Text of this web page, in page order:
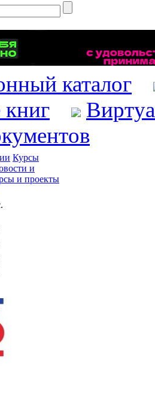
каталог
Курсы
и
и проекты